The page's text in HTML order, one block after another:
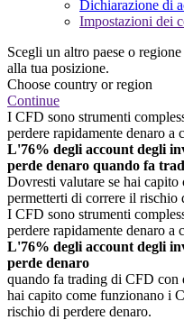
Dichiarazione di
Impostazioni dei
Scegli un altro paese o
alla tua posizione.
Choose country or region
Continue
I CFD sono strumenti
perdere rapidamente denaro a
L'76% degli account degli
perde denaro quando fa
Dovresti valutare se hai
permetterti di correre il rischio
I CFD sono strumenti
perdere rapidamente denaro a
L'76% degli account degli
perde denaro
quando fa trading di CFD con
hai capito come funzionano i
rischio di perdere denaro.